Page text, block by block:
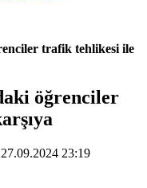
trafik tehlikesi ile
öğrenciler
27.09.2024 23:19